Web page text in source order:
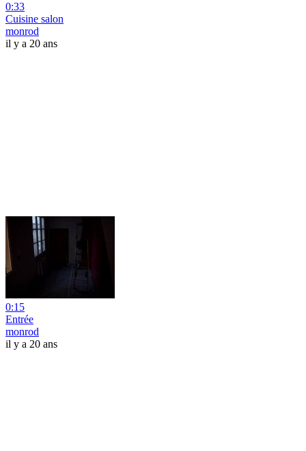
0:33
Cuisine salon
monrod
il y a 20 ans
0:15
Entrée
monrod
il y a 20 ans